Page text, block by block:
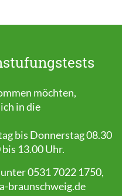
möchten,
in die
bis Donnerstag 08.30
13.00 Uhr.
0531 7022 1750,
braunschweig.de